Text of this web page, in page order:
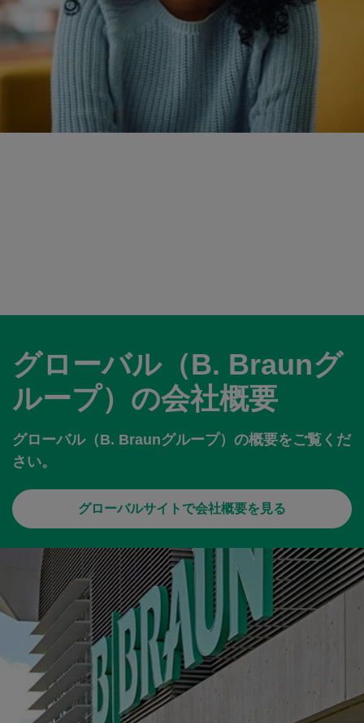
グローバル（B. Braunグ
ループ）の会社概要
グローバル（B. Braunグループ）の概要をご覧くだ
さい。
グローバルサイトで会社概要を見る